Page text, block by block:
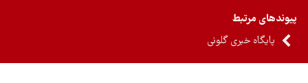
مرتبط
پایگاه خبری گلونی